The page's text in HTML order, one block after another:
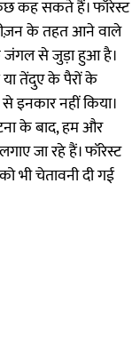
कुछ कह सकते हैं। फॉरेस्ट
के तहत आने वाले
जंगल से जुड़ा हुआ है।
तेंदुए के पैरों के
इनकार नहीं किया।
के बाद, हम और
जा रहे हैं। फॉरेस्ट
भी चेतावनी दी गई